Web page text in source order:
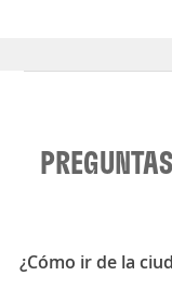
¿Cómo ir de la